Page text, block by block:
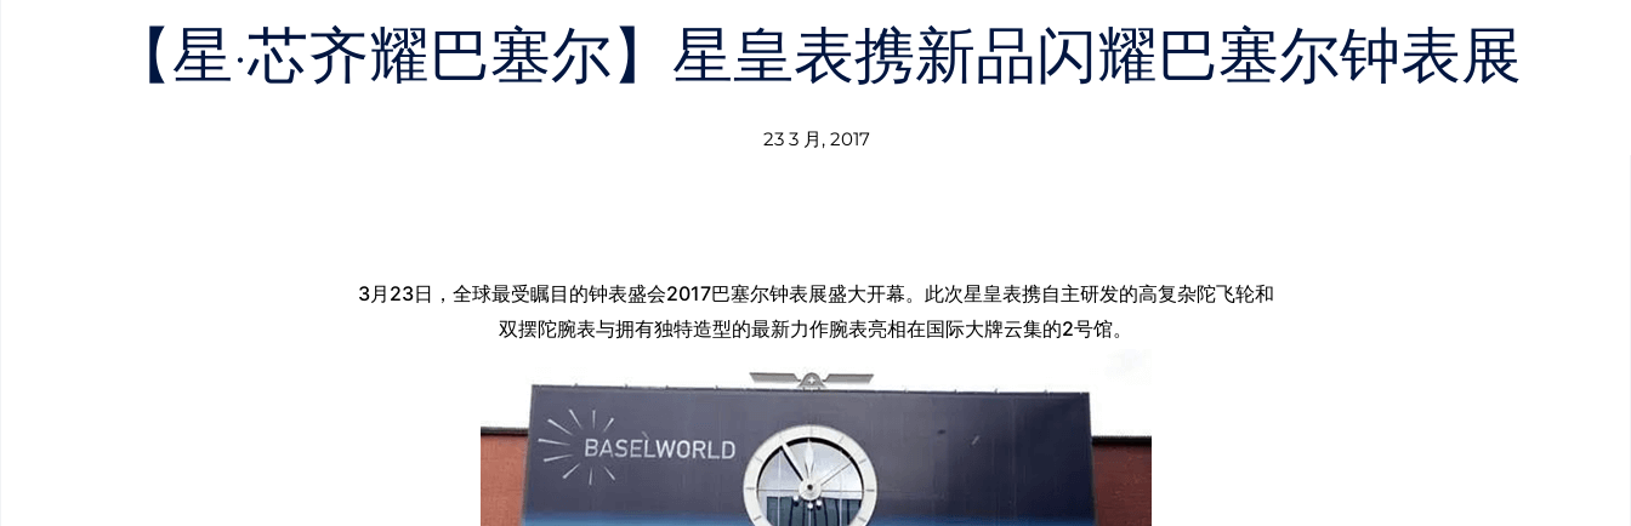
【星·芯齐耀巴塞尔】星皇表携新品闪耀巴塞尔钟表展
23 3 月, 2017
3月23日，全球最受瞩目的钟表盛会2017巴塞尔钟表展盛大开幕。此次星皇表携自主研发的高复杂陀飞轮和
双摆陀腕表与拥有独特造型的最新力作腕表亮相在国际大牌云集的2号馆。